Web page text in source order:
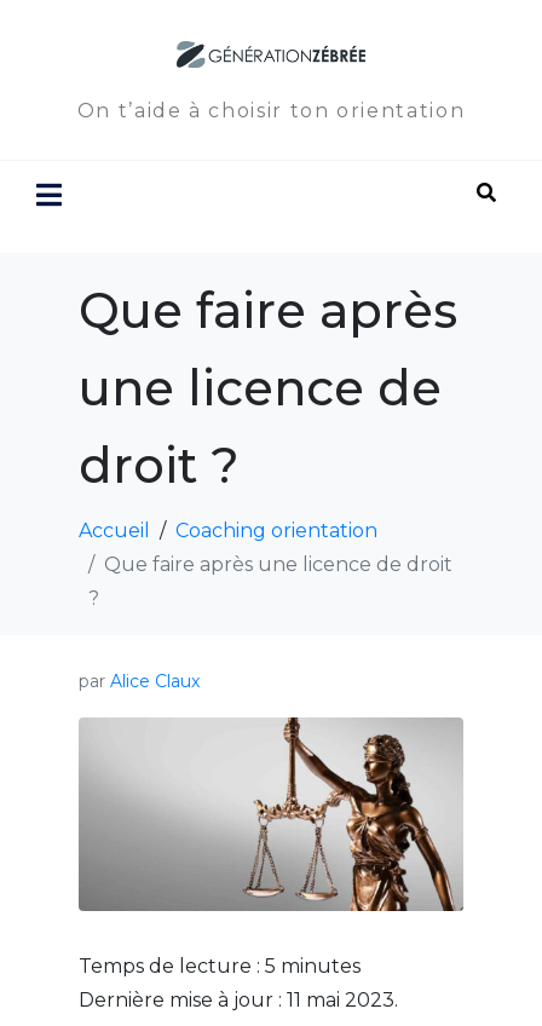
On t’aide à choisir ton orientation
Que faire après
une licence de
droit ?
Accueil
Coaching orientation
Que faire après une licence de droit
?
par Alice Claux
Temps de lecture : 5 minutes
Dernière mise à jour : 11 mai 2023.